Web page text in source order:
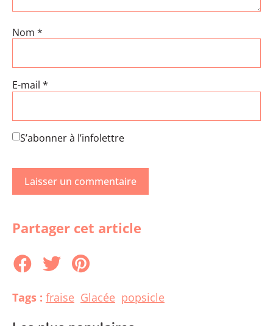
Nom *
E-mail *
S’abonner à l’infolettre
Partager cet article
Tags : fraise Glacée popsicle